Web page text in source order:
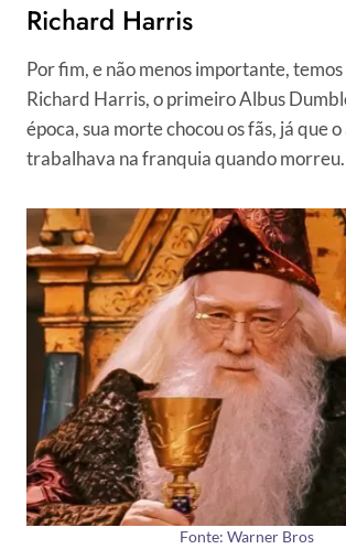
Richard Harris
Por fim, e não menos importante,
Richard Harris, o primeiro Albus
época, sua morte chocou os fãs, já que
trabalhava na franquia quando morreu.
Fonte: Warner Bros